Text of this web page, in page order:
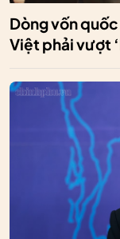
Dòng vốn
Việt phải vượt